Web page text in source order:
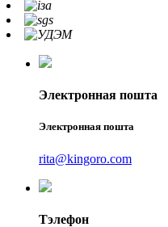
Электронная пошта
Электронная пошта
rita@kingoro.com
Тэлефон